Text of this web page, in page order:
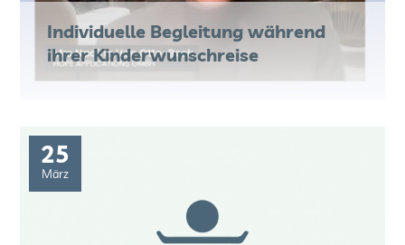
Individuelle Begleitung während
ihrer Kinderwunschreise
25
März